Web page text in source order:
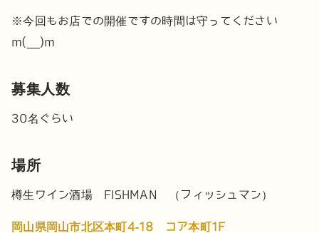
※今回もお店での開催ですの時間は守ってください
m(__)m
募集人数
30名ぐらい
場所
樽生ワイン酒場 FISHMAN （フィッシュマン）
岡山県岡山市北区本町4-18 コア本町1F